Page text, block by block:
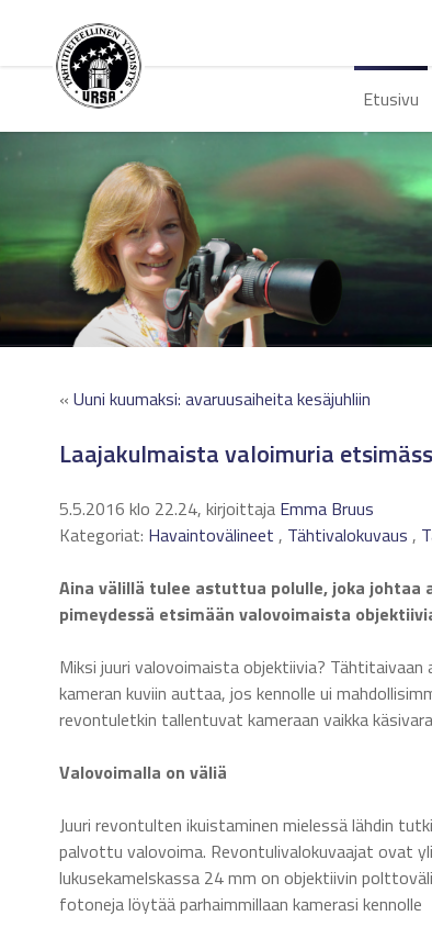
Etusivu
« Uuni kuumaksi: avaruusaiheita kesäjuhliin
Laajakulmaista valoimuria
5.5.2016 klo 22.24, kirjoittaja Emma Bruus
Kategoriat: Havaintovälineet , Tähtivalokuvaus ,
Aina välillä tulee astuttua polulle, joka johtaa
pimeydessä etsimään valovoimaista
Miksi juuri valovoimaista objektiivia? Tähtitaivaan
kameran kuviin auttaa, jos kennolle ui
revontuletkin tallentuvat kameraan vaikka
Valovoimalla on väliä
Juuri revontulten ikuistaminen mielessä lähdin
palvottu valovoima. Revontulivalokuvaajat ovat
lukusekamelskassa 24 mm on objektiivin
fotoneja löytää parhaimmillaan kamerasi kennolle